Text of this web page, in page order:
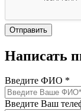
Написать
Введите ФИО *
Введите Ваш